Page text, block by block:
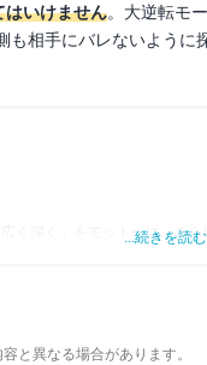
はいけません。大逆転モ
も相手にバレないよう
広く深く」をモットーに、あ
価されている。現在は、ア
...続きを読む
と異なる場合があります。